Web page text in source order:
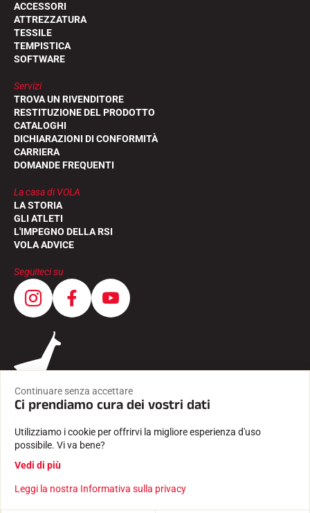
ACCESSORI
ATTREZZATURA
TESSILE
TEMPISTICA
SOFTWARE
Servizi
TROVA UN RIVENDITORE
RESTITUZIONE DEL PRODOTTO
CATALOGHI
DICHIARAZIONI DI CONFORMITÀ
CARRIERA
DOMANDE FREQUENTI
La casa di VOLA
LA STORIA
GLI ATLETI
L'IMPEGNO DELLA RSI
VOLA ADVICE
Seguiteci su
INFORMAZIONI LEGALI
INFORMATIVA SULLA PRIVACY
Creato con passione da Pure illusion
Continuare senza accettare
Ci prendiamo cura dei vostri dati
Utilizziamo i cookie per offrirvi la migliore esperienza d'uso
possibile. Vi va bene?
Vedi di più
Leggi la nostra Informativa sulla privacy